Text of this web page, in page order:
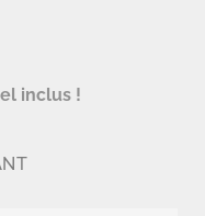
inclus !